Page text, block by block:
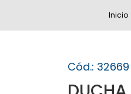
Inicio
Cód.: 32669